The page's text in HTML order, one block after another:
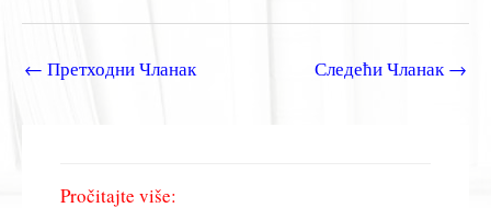
← Претходни Чланак Следећи Чланак →
Pročitajte više: